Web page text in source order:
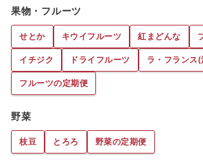
果物・フルーツ
せとか キウイフルーツ 紅まどんな
イチジク
ドライフルーツ
ラ・フランス
フルーツの定期便
野菜
枝豆 とろろ 野菜の定期便